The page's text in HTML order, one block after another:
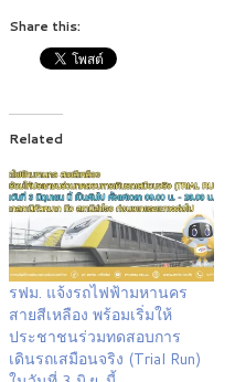
Share this:
Related
รฟม. แจ้งรถไฟฟ้ามหานคร
สายสีเหลือง พร้อมเริ่มให้
ประชาชนร่วมทดสอบการ
เดินรถเสมือนจริง (Trial Run)